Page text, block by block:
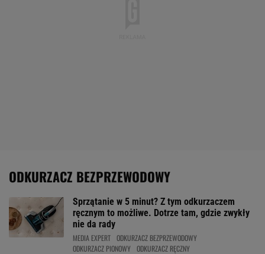
ODKURZACZ BEZPRZEWODOWY
Sprzątanie w 5 minut? Z tym odkurzaczem
ręcznym to możliwe. Dotrze tam, gdzie zwykły
nie da rady
MEDIA EXPERT ODKURZACZ BEZPRZEWODOWY
ODKURZACZ PIONOWY ODKURZACZ RĘCZNY